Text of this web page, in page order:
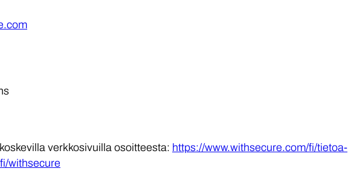
verkkosivuilla osoitteesta: https://www.withsecure.com/fi/tietoa-
withsecure